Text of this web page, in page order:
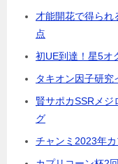
才能開花で得られ
点
初UE到達！星5オ
タキオン因子研
賢サポカSSRメジ
グ
チャンミ2023年